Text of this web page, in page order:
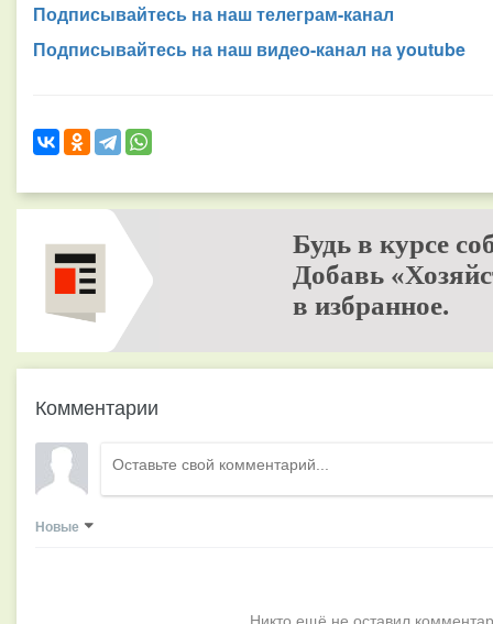
Подписывайтесь на наш телеграм-канал
Подписывайтесь на наш видео-канал на youtube
Будь в курсе
Добавь
в избранное.
Комментарии
Новые
Никто ещё не оставил